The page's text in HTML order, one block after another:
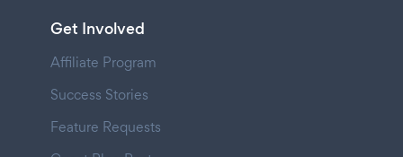
Get Involved
Affiliate Program
Success Stories
Feature Requests